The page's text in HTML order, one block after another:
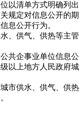
清单方式明确列出
规定对信息公开的
息公开行为。
供气、供热等主
企事业单位信息公
上地方人民政府
供水、供气、供